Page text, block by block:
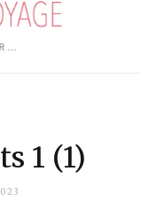
1 (1)